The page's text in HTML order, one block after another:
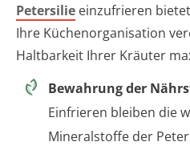
Petersilie einzufrieren
Ihre Küchenorganisation
Haltbarkeit Ihrer Kräuter
Bewahrung der
Einfrieren bleiben die
Mineralstoffe der